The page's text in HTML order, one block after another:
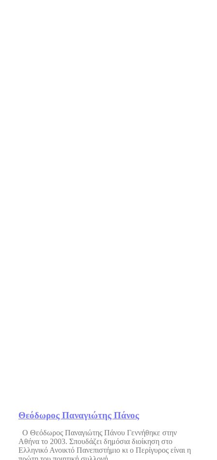
Θεόδωρος Παναγιώτης Πάνος
Ο Θεόδωρος Παναγιώτης Πάνου Γεννήθηκε στην
Αθήνα το 2003. Σπουδάζει δημόσια διοίκηση στο
Ελληνικό Ανοικτό Πανεπιστήμιο κι ο Περίγυρος είναι η